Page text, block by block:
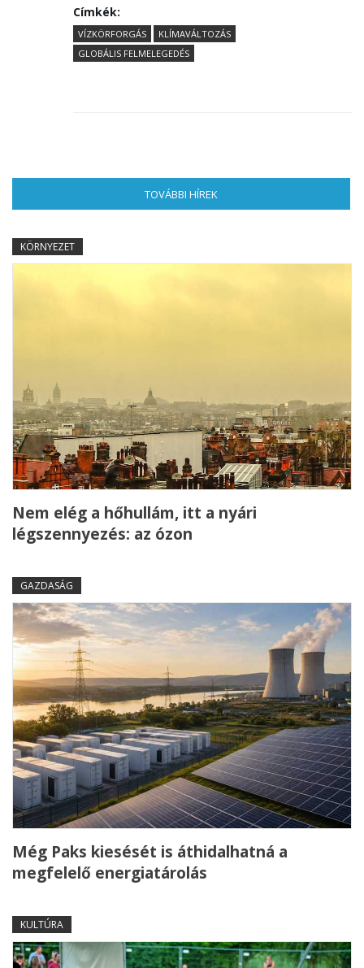
Címkék:
VÍZKÖRFORGÁS
KLÍMAVÁLTOZÁS
GLOBÁLIS FELMELEGEDÉS
TOVÁBBI HÍREK
KÖRNYEZET
Nem elég a hőhullám, itt a nyári
légszennyezés: az ózon
GAZDASÁG
Még Paks kiesését is áthidalhatná a
megfelelő energiatárolás
KULTÚRA